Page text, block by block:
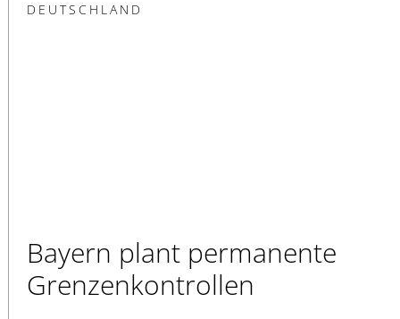
DEUTSCHLAND
Bayern plant permanente
Grenzenkontrollen